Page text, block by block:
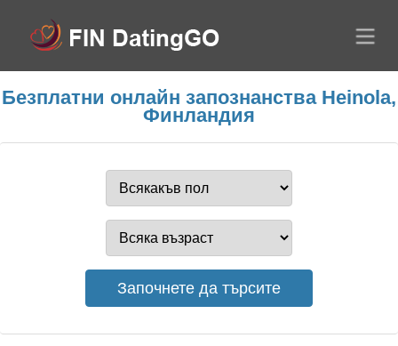
Безплатни онлайн запознанства Heinola,
Финландия